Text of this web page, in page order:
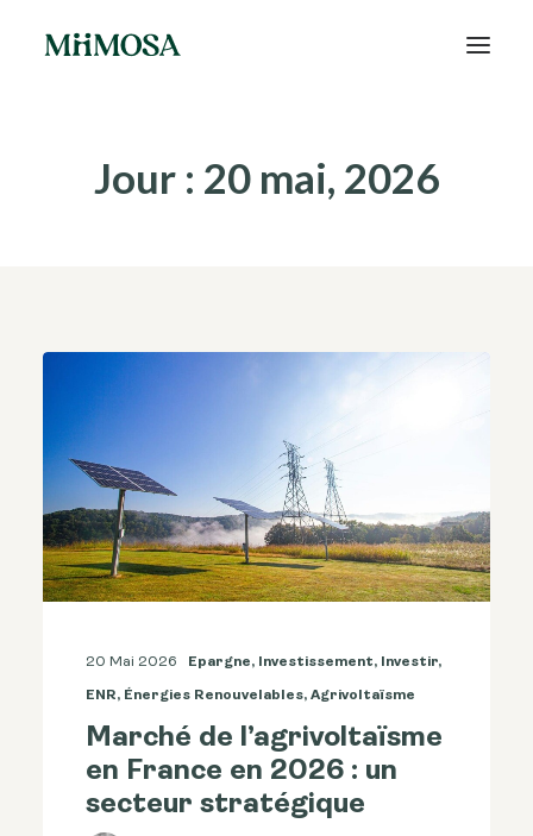
Épargne
Recherche
Jour : 20 mai, 2026
20 Mai 2026 Epargne, Investissement, Investir,
ENR, Énergies Renouvelables, Agrivoltaïsme
Marché de l’agrivoltaïsme
en France en 2026 : un
secteur stratégique